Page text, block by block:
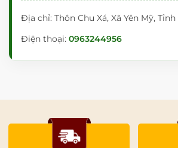
THÔNG TIN LIÊN HỆ & HỆ
HÀNG
Mã số thuế:0901046602
Trụ sở:Đạo Khê, Trung Hưng, Yên
Việt Nam
Địa chỉ: Thôn Chu Xá, Xã Yên Mỹ,
Điện thoại: 0963244956